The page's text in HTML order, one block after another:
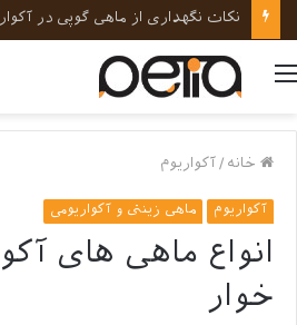
نکات نگهداری از ماهی گوپی در
منو
خانه /آکواریوم
آکواریوم ماهی زینتی و آکواریومی
انواع ماهی های
خوار